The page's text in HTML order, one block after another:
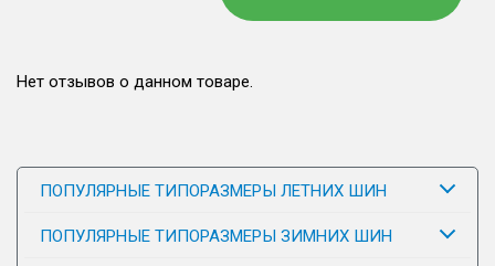
Нет отзывов о данном товаре.
ПОПУЛЯРНЫЕ ТИПОРАЗМЕРЫ ЛЕТНИХ ШИН
ПОПУЛЯРНЫЕ ТИПОРАЗМЕРЫ ЗИМНИХ ШИН